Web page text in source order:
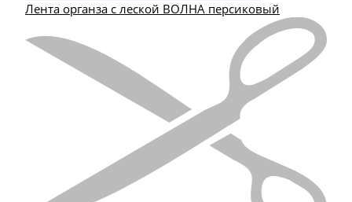
Лента органза с леской ВОЛНА персиковый